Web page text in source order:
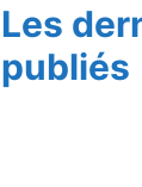
Les
publiés